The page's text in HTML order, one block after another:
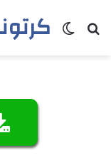
بحث عنالوضع